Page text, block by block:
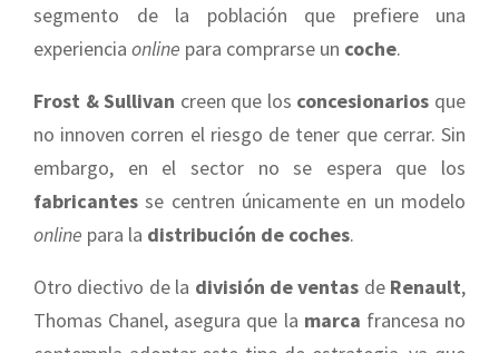
segmento de la población que prefiere una
experiencia online para comprarse un coche.
Frost & Sullivan creen que los concesionarios que
no innoven corren el riesgo de tener que cerrar. Sin
embargo, en el sector no se espera que los
fabricantes se centren únicamente en un modelo
online para la distribución de coches.
Otro diectivo de la división de ventas de Renault,
Thomas Chanel, asegura que la marca francesa no